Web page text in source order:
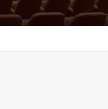
الدليمي: ضغوط امريكية وراء